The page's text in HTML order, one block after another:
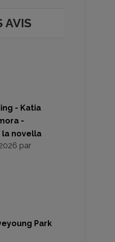
AVIS
- Katia
-
novella
par
Park